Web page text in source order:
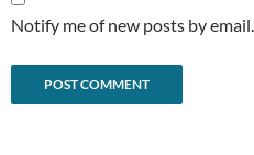
Notify me of new posts by email.